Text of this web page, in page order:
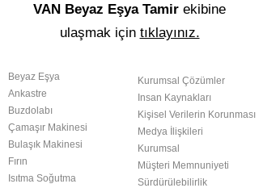
VAN Beyaz Eşya Tamir ekibine
ulaşmak için tıklayınız.
Kurumsal Çözümler
Insan Kaynakları
Kişisel Verilerin Korunması
Medya İlişkileri
Kurumsal
Müşteri Memnuniyeti
Sürdürülebilirlik
Beyaz Eşya
Ankastre
Buzdolabı
Çamaşır Makinesi
Bulaşık Makinesi
Fırın
Isıtma Soğutma